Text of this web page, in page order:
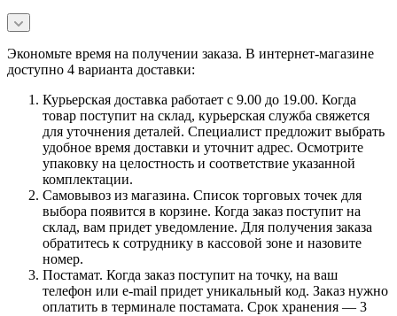
Экономьте время на получении заказа. В интернет-магазине
доступно 4 варианта доставки:
Курьерская доставка работает с 9.00 до 19.00. Когда
товар поступит на склад, курьерская служба свяжется
для уточнения деталей. Специалист предложит выбрать
удобное время доставки и уточнит адрес. Осмотрите
упаковку на целостность и соответствие указанной
комплектации.
Самовывоз из магазина. Список торговых точек для
выбора появится в корзине. Когда заказ поступит на
склад, вам придет уведомление. Для получения заказа
обратитесь к сотруднику в кассовой зоне и назовите
номер.
Постамат. Когда заказ поступит на точку, на ваш
телефон или e-mail придет уникальный код. Заказ нужно
оплатить в терминале постамата. Срок хранения — 3